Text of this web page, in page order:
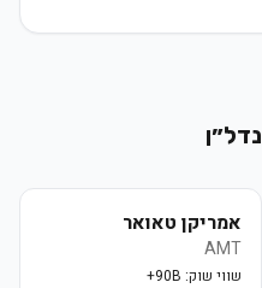
נדל״ן
אמריקן טאואר
AMT
שווי שוק: 90B+